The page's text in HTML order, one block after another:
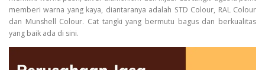
memberi warna yang kaya, diantaranya adalah STD Colour, RAL Colour
dan Munshell Colour. Cat tangki yang bermutu bagus dan berkualitas
yang baik ada di sini.